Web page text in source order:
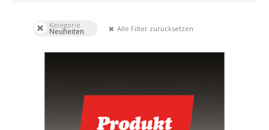
Kategorie
Neuheiten Alle Filter zurücksetzen